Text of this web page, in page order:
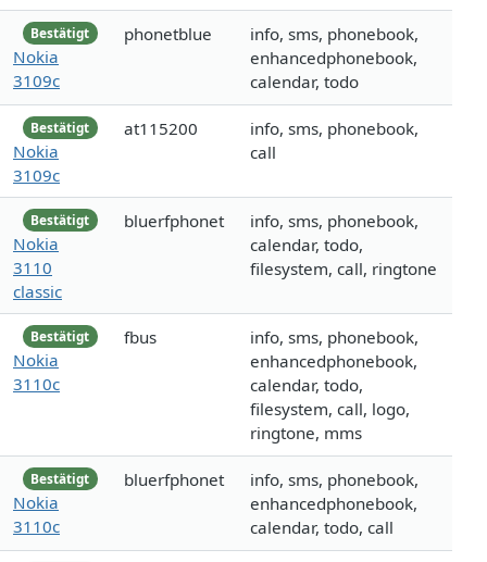
Bestätigt
Nokia
3109c
phonetblue
info, sms, phonebook,
enhancedphonebook,
calendar, todo
Bestätigt
Nokia
3109c
at115200
info, sms, phonebook,
call
Bestätigt
Nokia
3110
classic
bluerfphonet
info, sms, phonebook,
calendar, todo,
filesystem, call, ringtone
Bestätigt
Nokia
3110c
fbus
info, sms, phonebook,
enhancedphonebook,
calendar, todo,
filesystem, call, logo,
ringtone, mms
Bestätigt
Nokia
3110c
bluerfphonet
info, sms, phonebook,
enhancedphonebook,
calendar, todo, call